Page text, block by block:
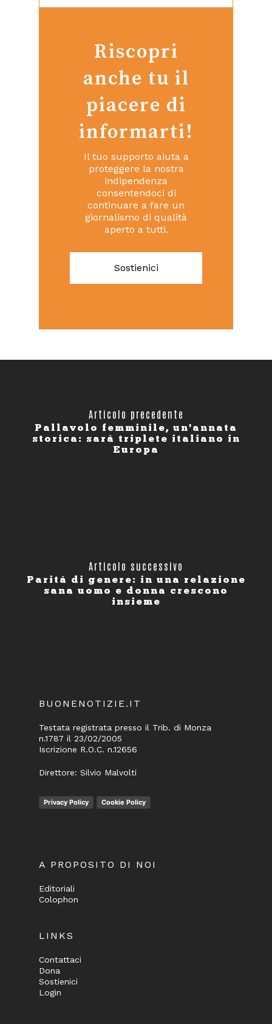
Riscopri
anche tu il
piacere di
informarti!
Il tuo supporto aiuta a
proteggere la nostra
indipendenza
consentendoci di
continuare a fare un
giornalismo di qualità
aperto a tutti.
Sostienici
Articolo precedente
Pallavolo femminile, un'annata
storica: sarà triplete italiano in
Europa
Articolo successivo
Parità di genere: in una relazione
sana uomo e donna crescono
insieme
BUONENOTIZIE.IT
Testata registrata presso il Trib. di Monza
n.1787 il 23/02/2005
Iscrizione R.O.C. n.12656
Direttore: Silvio Malvolti
Privacy Policy Cookie Policy
A PROPOSITO DI NOI
Editoriali
Colophon
LINKS
Contattaci
Dona
Sostienici
Login